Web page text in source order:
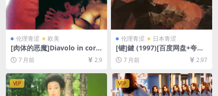
伦理青涩 欧美
[肉体的恶魔]Diavolo in corp
o (1986)[百度网盘+夸克网盘1
080P超清未删减资源][网盘在
线播放/下载][MP4/7.7GB][中
文字幕]
7 月前 2.9
伦理青涩 日本青涩
[键]鍵 (1997)[百度网盘+夸克
网盘1080P超清未删减资源]
[网盘在线播放/下载][MP4/5.
3GB][中文字幕]
7 月前 2.97
VIP VIP